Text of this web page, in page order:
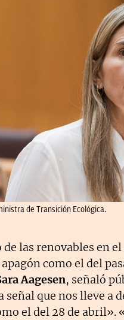
de Transición Ecológica.
de las renovables en el
como el del
Aagesen, señaló
señal que nos lleve a
el del 28 de abril».